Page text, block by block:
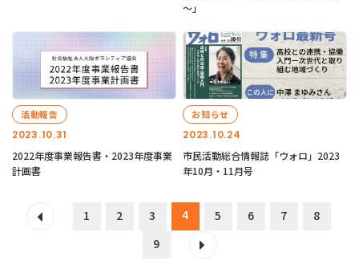
～」
2023.10.31
活動報告
2022年度事業報告書・2023年度事業
計画書
2023.10.24
お知らせ
市民活動総合情報誌「ウォロ」2023
年10月・11月号
1 2 3 4 5 6 7
8
9